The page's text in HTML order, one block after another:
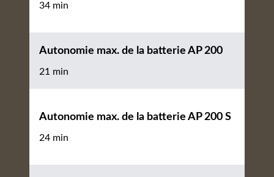
34 min
Autonomie max. de la batterie AP 200
21 min
Autonomie max. de la batterie AP 200 S
24 min